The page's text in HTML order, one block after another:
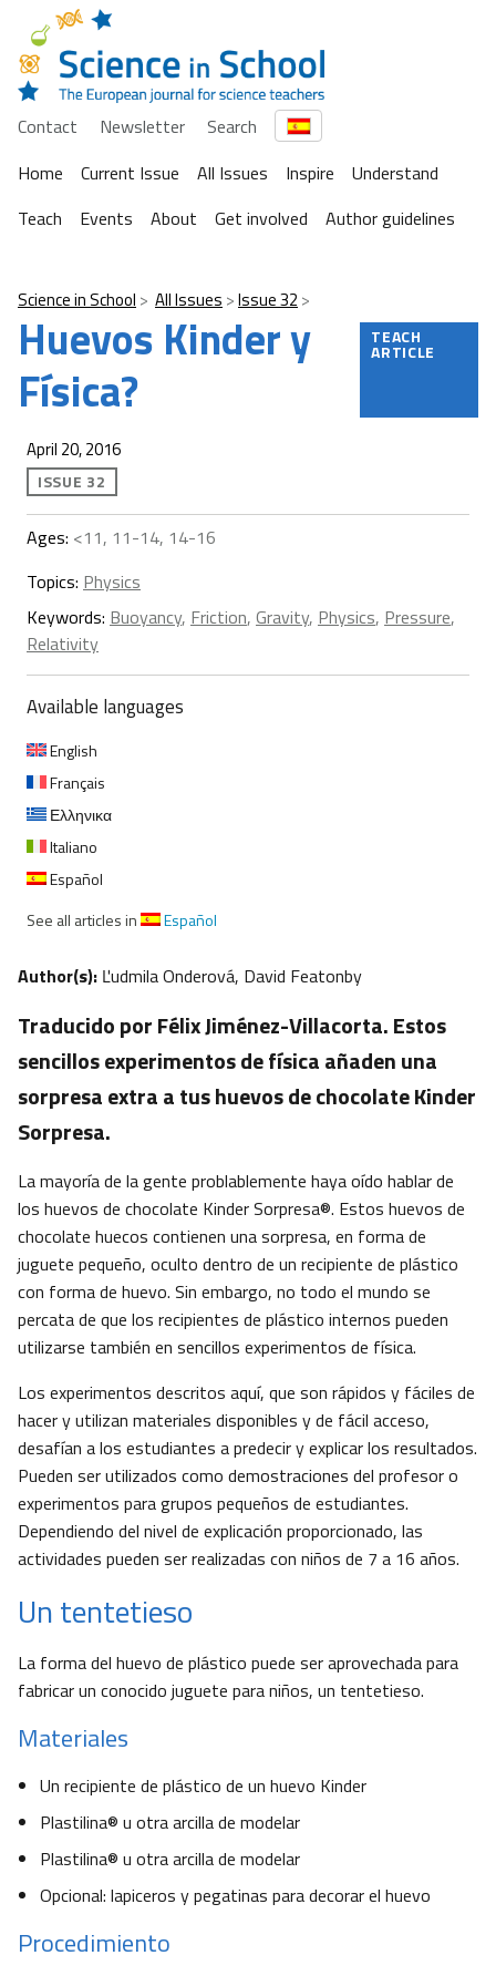
Contact Newsletter
Search
Home
Current Issue All Issues Inspire
Understand
Teach
Events About Get involved Author guidelines
Science in School All Issues Issue 32
Huevos Kinder y
Física?
TEACH
ARTICLE
April 20, 2016
ISSUE 32
Ages: <11, 11-14, 14-16
Topics: Physics
Keywords: Buoyancy, Friction, Gravity, Physics, Pressure,
Relativity
Available languages
English
Français
Ελληνικα
Italiano
Español
See all articles in
Español
Author(s): Ľudmila Onderová, David Featonby
Traducido por Félix Jiménez-Villacorta. Estos
sencillos experimentos de física añaden una
sorpresa extra a tus huevos de chocolate Kinder
Sorpresa.
La mayoría de la gente problablemente haya oído hablar de
los huevos de chocolate Kinder Sorpresa®. Estos huevos de
chocolate huecos contienen una sorpresa, en forma de
juguete pequeño, oculto dentro de un recipiente de plástico
con forma de huevo. Sin embargo, no todo el mundo se
percata de que los recipientes de plástico internos pueden
utilizarse también en sencillos experimentos de física.
Los experimentos descritos aquí, que son rápidos y fáciles de
hacer y utilizan materiales disponibles y de fácil acceso,
desafían a los estudiantes a predecir y explicar los resultados.
Pueden ser utilizados como demostraciones del profesor o
experimentos para grupos pequeños de estudiantes.
Dependiendo del nivel de explicación proporcionado, las
actividades pueden ser realizadas con niños de 7 a 16 años.
Un tentetieso
La forma del huevo de plástico puede ser aprovechada para
fabricar un conocido juguete para niños, un tentetieso.
Materiales
Un recipiente de plástico de un huevo Kinder
Plastilina® u otra arcilla de modelar
Plastilina® u otra arcilla de modelar
Opcional: lapiceros y pegatinas para decorar el huevo
Procedimiento